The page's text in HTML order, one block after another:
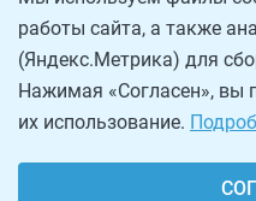
работы сайта, а также
(Яндекс.Метрика) для
Нажимая «Согласен», вы
их использование.